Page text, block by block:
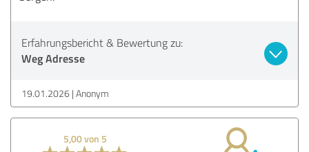
Erfahrungsbericht & Bewertung zu:
Weg Adresse
19.01.2026 Anonym
5,00 von 5